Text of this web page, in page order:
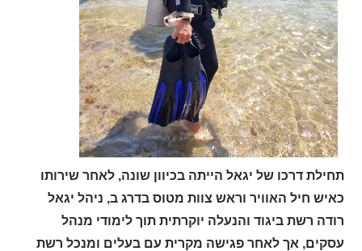
תחילת דרכו של יגאל הייתה בכיוון שונה, לאחר שירותו
כאיש חיל האוויר וראש צוות מטוס בדרג ב, ניהל יגאל
רודה רשת ביגוד והנעלה יוקרתית תוך לימודי מנהל
עסקים, אך לאחר פגישה מקרית עם בעלים ומנכל רשת